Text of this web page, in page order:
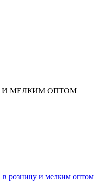
И МЕЛКИМ ОПТОМ
в розницу и мелким оптом